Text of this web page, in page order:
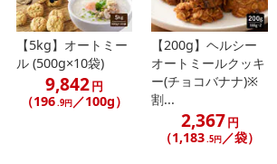
【5kg】オートミー
ル (500g×10袋)
9,842円
（196.9円／100g）
【200g】ヘルシー
オートミールクッキ
ー(チョコバナナ)※
割...
2,367円
（1,183.5円／袋）